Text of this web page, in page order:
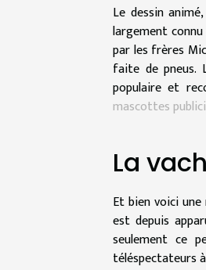
Le dessin
largement
par les frères
faite de pneus.
populaire et
mascottes
La
Et bien voici
est depuis
seulement ce
téléspectateurs